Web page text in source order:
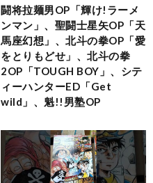
闘将拉麺男OP「輝け!ラーメ
ンマン」、聖闘士星矢OP「天
馬座幻想」、北斗の拳OP「愛
をとりもどせ」、北斗の拳
2OP「TOUGH BOY」、シテ
ィーハンターED「Get
wild」、魁!!男塾OP